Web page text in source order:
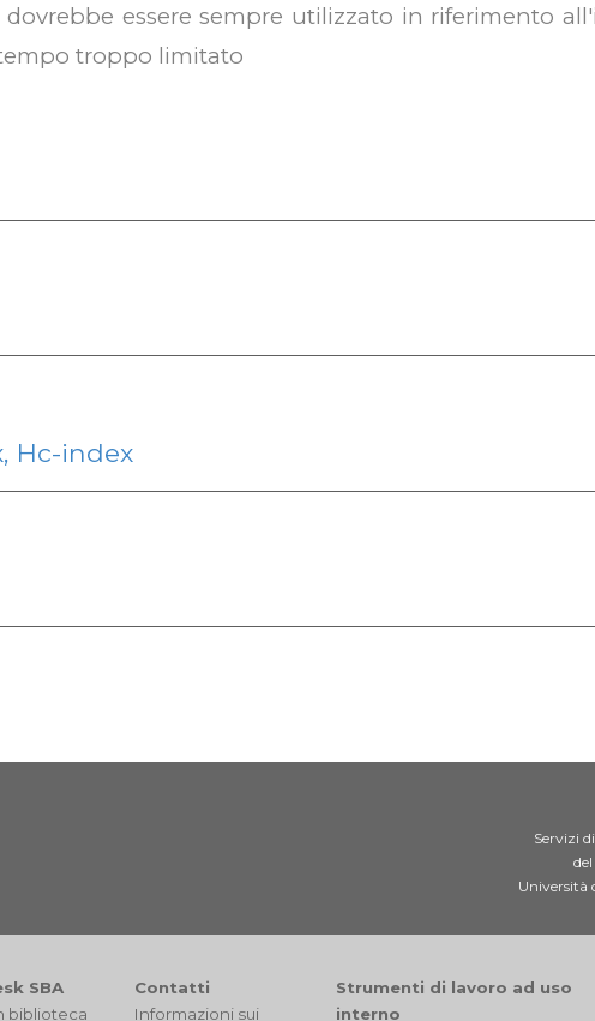
essere sempre utilizzato in riferimento
troppo limitato
Hc-index
Servizi
Università
SBA
biblioteca
Contatti
Informazioni sui
Strumenti di lavoro ad uso
interno